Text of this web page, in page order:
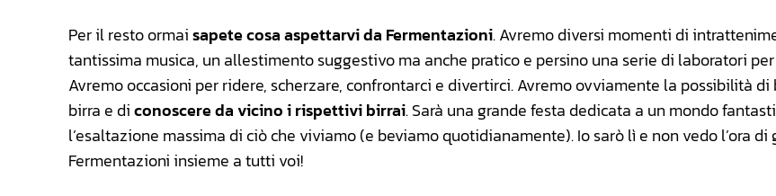
Per il resto ormaisapete cosa aspettarvi da Fermentazioni. Avremo diversi momenti di
tantissima musica, un allestimento suggestivo ma anche pratico e persino una serie di laboratori
Avremo occasioni per ridere, scherzare, confrontarci e divertirci. Avremo ovviamente la possibilità
birra e diconoscere da vicino i rispettivi birrai. Sarà una grande festa dedicata a un mondo
l’esaltazione massima di ciò che viviamo (e beviamo quotidianamente). Io sarò lì e non vedo l’ora di
Fermentazioni insieme a tutti voi!